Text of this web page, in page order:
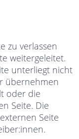
zu verlassen
weitergeleitet.
unterliegt nicht
übernehmen
oder die
Seite. Die
Seite